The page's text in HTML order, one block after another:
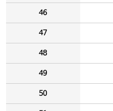
46
47
48
49
50